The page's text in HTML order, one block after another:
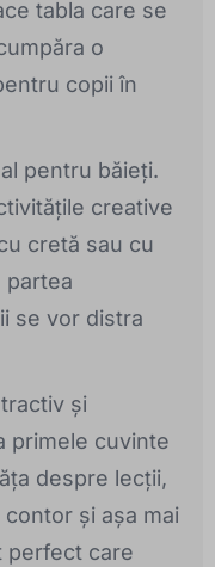
tabla care se
o
copii în
pentru băieți.
creative
cretă sau cu
partea
se vor distra
și
primele cuvinte
despre lecții,
și așa mai
perfect care